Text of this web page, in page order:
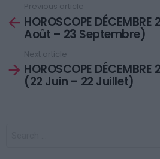
more
Previous article
HOROSCOPE
Août – 23 Septembre)
Next article
HOROSCOPE
(22 Juin – 22 Juillet)